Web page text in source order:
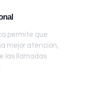
permite que
mejor atención,
las llamadas